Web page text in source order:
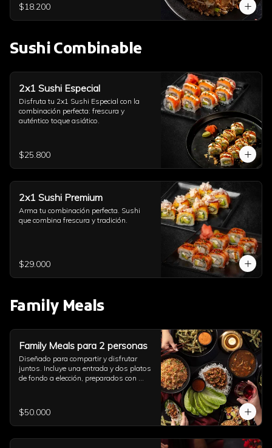
$18.200
Sushi Combinable
2x1 Sushi Especial
Disfruta tu 2x1 Sushi Especial con la
combinación perfecta: frescura y
auténtico toque asiático.
$25.800
2x1 Sushi Premium
Arma tu combinación perfecta. Sushi
que combina frescura y tradición.
$29.000
Family Meals
Family Meals para 2 personas
Diseñado para compartir y disfrutar
juntos. Incluye una entrada y dos platos
de fondo a elección, preparados con
referencial)
$50.000